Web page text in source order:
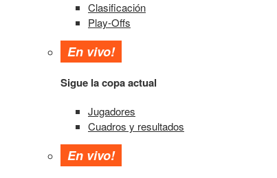
Clasificación
Play-Offs
En vivo!
Sigue la copa actual
Jugadores
Cuadros y resultados
En vivo!